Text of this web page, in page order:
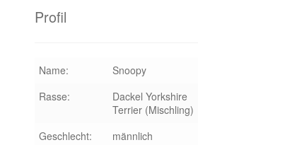
Profil
Name:
Snoopy
Rasse:
Dackel Yorkshire
Terrier (Mischling)
Geschlecht:
männlich